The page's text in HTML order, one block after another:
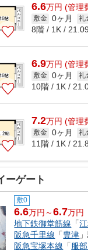
6.6万円 (管理
敷金 0ヶ月 礼
8階 / 1K /
6.9万円 (管理
敷金 0ヶ月 礼
10階 / 1K /
7.2万円 (管理
敷金 0ヶ月 礼
11階 / 1K /
ーゲート
敷0
6.6万円～6.7万円
地下鉄御堂筋線 「
阪急千里線 「豊津
阪急宝塚本線 「服